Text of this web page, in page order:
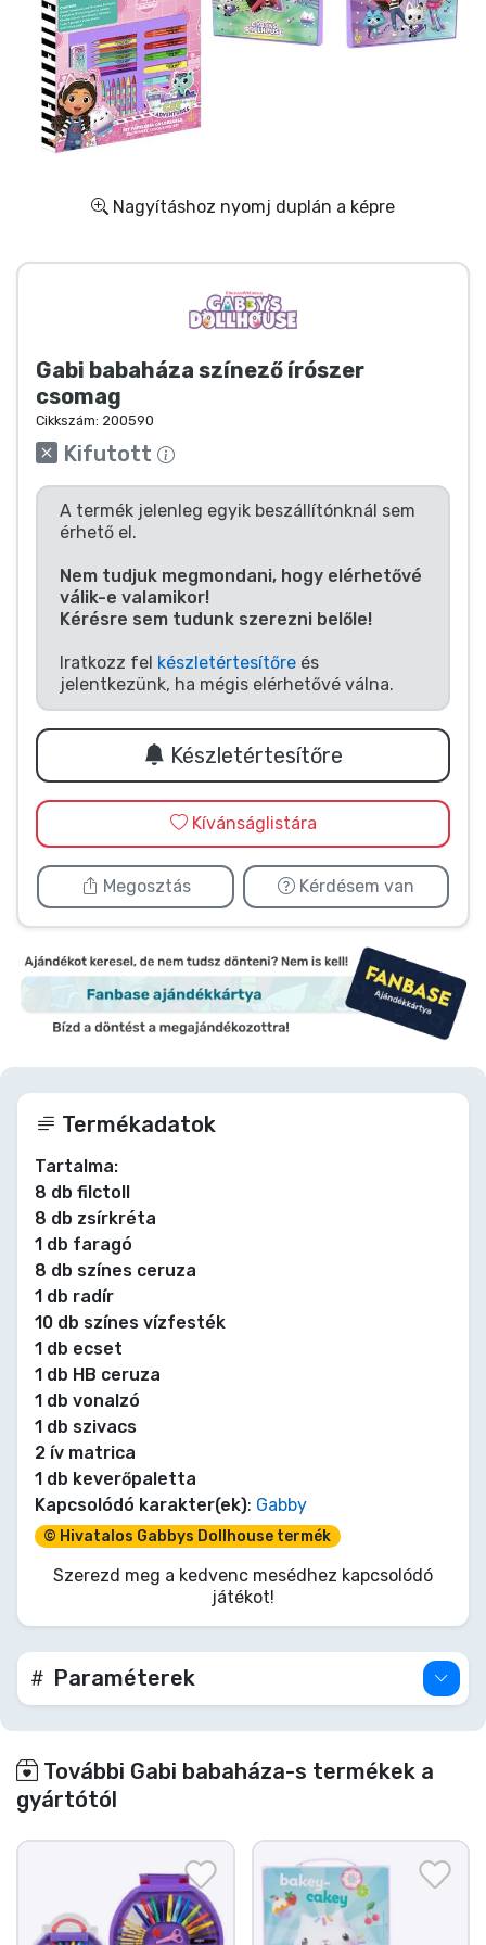
Nagyításhoz nyomj duplán a képre
Gabi babaháza színező írószer
csomag
Cikkszám: 200590
Kifutott
A termék jelenleg egyik beszállítónknál sem
érhető el.
Nem tudjuk megmondani, hogy elérhetővé
válik-e valamikor!
Kérésre sem tudunk szerezni belőle!
Iratkozz fel készletértesítőre és
jelentkezünk, ha mégis elérhetővé válna.
Készletértesítőre
Kívánságlistára
Megosztás Kérdésem van
Termékadatok
Tartalma:
8 db filctoll
8 db zsírkréta
1 db faragó
8 db színes ceruza
1 db radír
10 db színes vízfesték
1 db ecset
1 db HB ceruza
1 db vonalzó
1 db szivacs
2 ív matrica
1 db keverőpaletta
Kapcsolódó karakter(ek): Gabby
© Hivatalos Gabbys Dollhouse termék
Szerezd meg a kedvenc mesédhez kapcsolódó
játékot!
Paraméterek
További Gabi babaháza-s termékek a
gyártótól
Ajándékkártya
Szállítás és fizetés
Sorozatos cuccok
Animés cuccok
Gamer cuccok
Sportos cuccok
Zenés cuccok
Terméktípusok
Márkák